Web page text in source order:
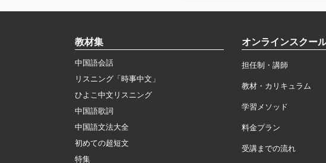
教材集
中国語会話
リスニング「時事中文」
ひよこ中文リスニング
中国語歌詞
中国語文法大全
初めての超短文
特集
オンラインスクー
担任制・講師
教材・カリキュラム
学習メソッド
料金プラン
受講までの流れ